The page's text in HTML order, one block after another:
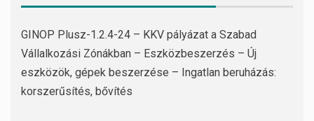
GINOP Plusz-1.2.4-24 – KKV pályázat a Szabad
Vállalkozási Zónákban – Eszközbeszerzés – Új
eszközök, gépek beszerzése – Ingatlan beruházás:
korszerűsítés, bővítés